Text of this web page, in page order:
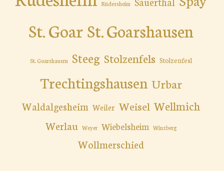
Rüdessheim
St. Goar St. Goarshausen
St. Goarshausrn Steeg Stolzenfels Stolzenfesl
Trechtingshausen Urbar
Waldalgesheim Weiler Weisel Wellmich
Werlau Weyer Wiebelsheim Winzberg
Wollmerschied